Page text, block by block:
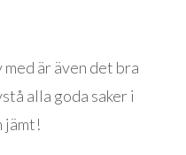
är även det bra
alla goda saker i
jämt!